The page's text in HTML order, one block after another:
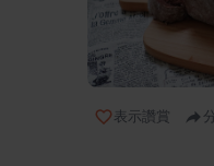
表示讚賞